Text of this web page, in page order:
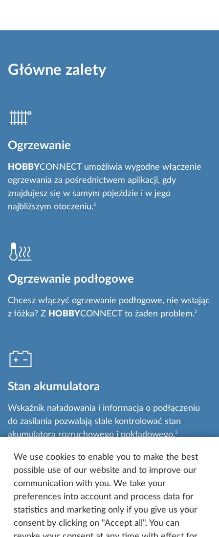
We use cookies to enable you to make the best
possible use of our website and to improve our
communication with you. We take your
preferences into account and process data for
statistics and marketing only if you give us your
consent by clicking on "Accept all". You can
Główne zalety
Ogrzewanie
HOBBYCONNECT umożliwia wygodne włączenie
ogrzewania za pośrednictwem aplikacji, gdy
znajdujesz się w samym pojeździe i w jego
najbliższym otoczeniu.2
Ogrzewanie podłogowe
Chcesz włączyć ogrzewanie podłogowe, nie wstając
z łóżka? Z HOBBYCONNECT to żaden problem.2
Stan akumulatora
Wskaźnik naładowania i informacja o podłączeniu
do zasilania pozwalają stale kontrolować stan
akumulatora rozruchowego i pokładowego.3
Multimedia
Używaj aplikacjiHOBBY CONNECT jak